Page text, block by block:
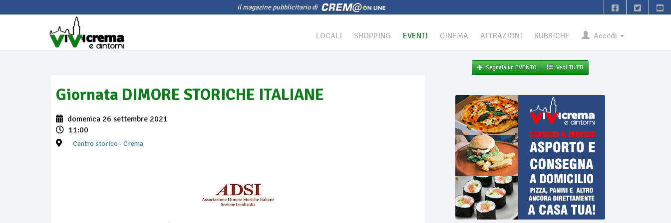
il magazine pubblicitario di
LOCALI SHOPPING EVENTI CINEMA ATTRAZIONI RUBRICHE Accedi
Giornata DIMORE STORICHE ITALIANE
domenica 26 settembre 2021
11:00
Centro storico - Crema
Segnala un EVENTO Vedi TUTTI